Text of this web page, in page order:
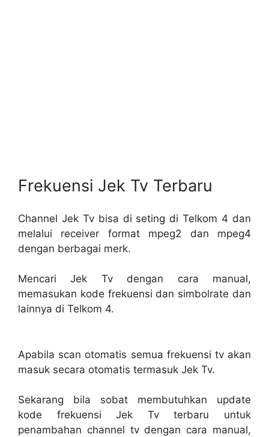
Frekuensi Jek Tv Terbaru
Channel Jek Tv bisa di seting di Telkom 4 dan
melalui receiver format mpeg2 dan mpeg4
dengan berbagai merk.
Mencari Jek Tv dengan cara manual,
memasukan kode frekuensi dan simbolrate dan
lainnya di Telkom 4.
Apabila scan otomatis semua frekuensi tv akan
masuk secara otomatis termasuk Jek Tv.
Sekarang bila sobat membutuhkan update
kode frekuensi Jek Tv terbaru untuk
penambahan channel tv dengan cara manual,